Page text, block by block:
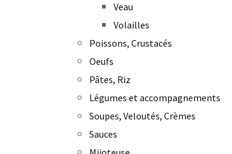
Veau
Volailles
Poissons, Crustacés
Oeufs
Pâtes, Riz
Légumes et accompagnements
Soupes, Veloutés, Crèmes
Sauces